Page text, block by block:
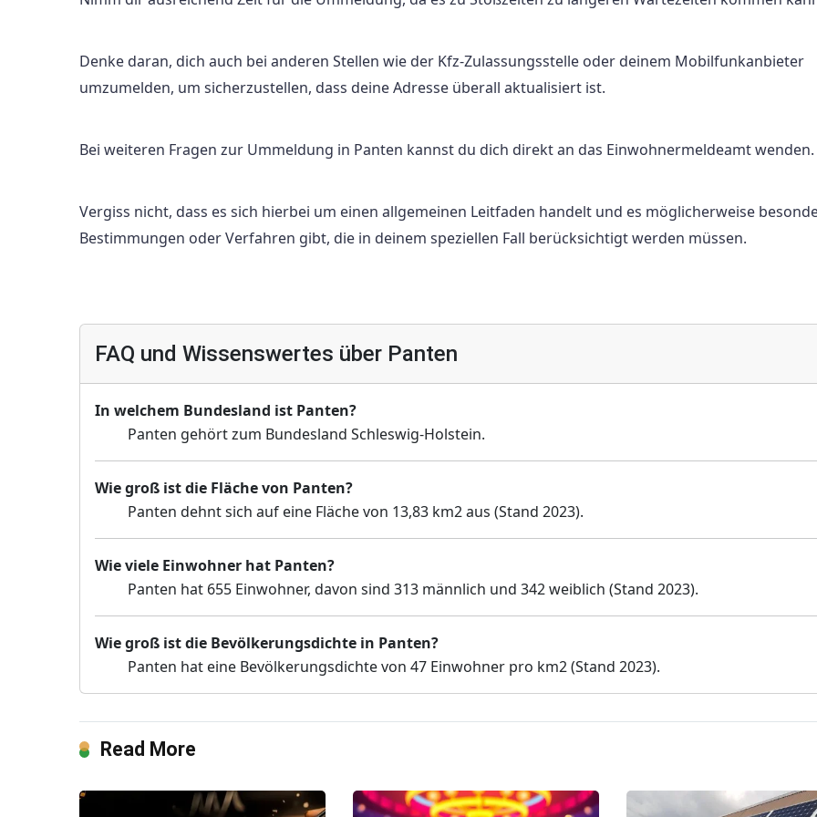
Denke daran, dich auch bei anderen Stellen wie der Kfz-Zulassungsstelle oder deinem Mobilfunkanbieter
umzumelden, um sicherzustellen, dass deine Adresse überall aktualisiert ist.
Bei weiteren Fragen zur Ummeldung in Panten kannst du dich direkt an das Einwohnermeldeamt wenden.
Vergiss nicht, dass es sich hierbei um einen allgemeinen Leitfaden handelt und es möglicherweise
Bestimmungen oder Verfahren gibt, die in deinem speziellen Fall berücksichtigt werden müssen.
FAQ und Wissenswertes über Panten
In welchem Bundesland ist Panten?
Panten gehört zum Bundesland Schleswig-Holstein.
Wie groß ist die Fläche von Panten?
Panten dehnt sich auf eine Fläche von 13,83 km2 aus (Stand 2023).
Wie viele Einwohner hat Panten?
Panten hat 655 Einwohner, davon sind 313 männlich und 342 weiblich (Stand 2023).
Wie groß ist die Bevölkerungsdichte in Panten?
Panten hat eine Bevölkerungsdichte von 47 Einwohner pro km2 (Stand 2023).
Read More